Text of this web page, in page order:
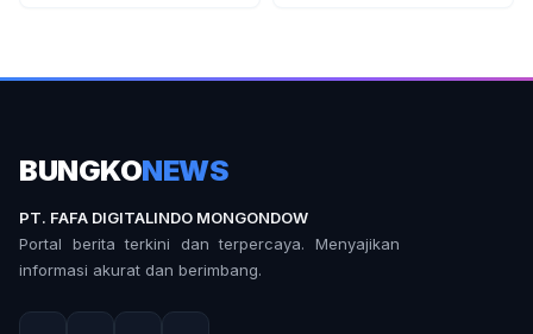
BUNGKONEWS
PT. FAFA DIGITALINDO MONGONDOW
Portal berita terkini dan terpercaya. Menyajikan
informasi akurat dan berimbang.